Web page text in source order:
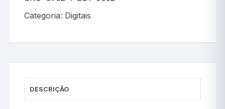
Categoria: Digitais
DESCRIÇÃO